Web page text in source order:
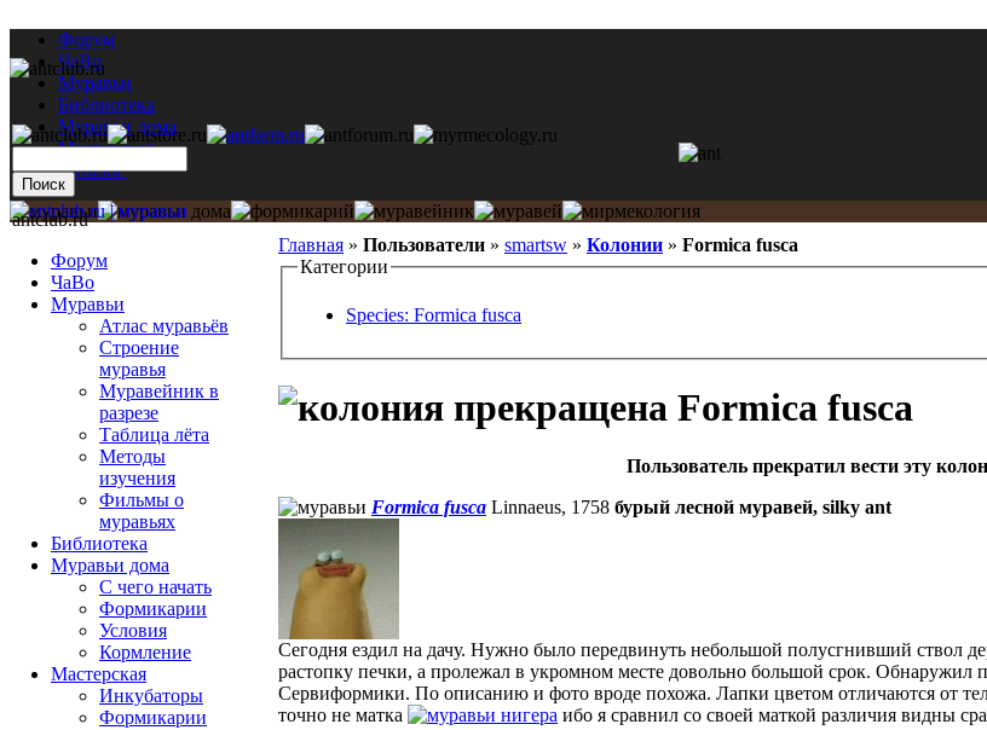
Форум
ЧаВо
Муравьи
Библиотека
Муравьи дома
Мастерская
Каталог
Главная » Пользователи » smartsw » Колонии » Formica fusca
Категории
Species: Formica fusca
Formica fusca
Пользователь прекратил вести эту
Formica fusca Linnaeus, 1758 бурый лесной муравей, silky ant
Сегодня ездил на дачу. Нужно было передвинуть небольшой полусгнивший ствол
растопку печки, а пролежал в укромном месте довольно большой срок. Обнаружил
Сервиформики. По описанию и фото вроде похожа. Лапки цветом отличаются от
точно не матка
нигера ибо я сравнил со своей маткой различия видны
antclub.ru
Форум
ЧаВо
Муравьи
Атлас муравьёв
Строение
муравья
Муравейник в
разрезе
Таблица лёта
Методы
изучения
Фильмы о
муравьях
Библиотека
Муравьи дома
С чего начать
Формикарии
Условия
Кормление
Мастерская
Инкубаторы
Формикарии